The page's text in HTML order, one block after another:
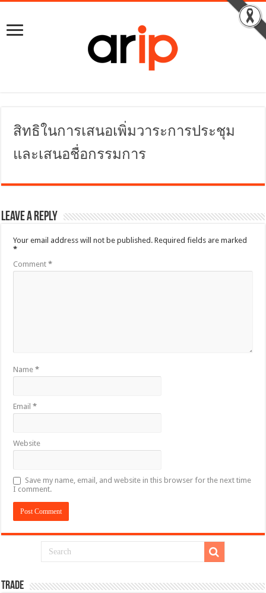
สิทธิในการเสนอเพิ่มวาระการประชุม
และเสนอชื่อกรรมการ
Leave a Reply
Your email address will not be published. Required fields are marked
*
Comment*
Name*
Email*
Website
Save my name, email, and website in this browser for the next time
I comment.
TRADE